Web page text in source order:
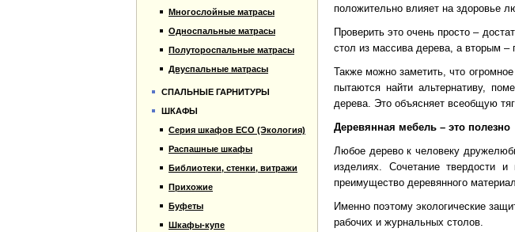
положительно влияет на здоровье
Проверить это очень просто –
стол из массива дерева, а вторым –
Также можно заметить, что
пытаются найти альтернативу,
дерева. Это объясняет всеобщую
Деревянная мебель – это полезно
Любое дерево к человеку
изделиях. Сочетание твердости
преимущество деревянного
Именно поэтому экологические
рабочих и журнальных столов.
Многослойные матрасы
Односпальные матрасы
Полутороспальные матрасы
Двуспальные матрасы
СПАЛЬНЫЕ ГАРНИТУРЫ
ШКАФЫ
Серия шкафов ECO (Экология)
Распашные шкафы
Библиотеки, стенки, витражи
Прихожие
Буфеты
Шкафы-купе